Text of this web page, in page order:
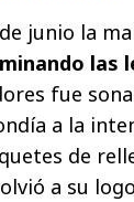
junio la
las
fue
a la
de
a su